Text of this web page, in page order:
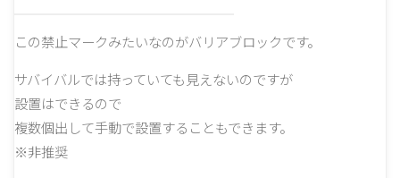
この禁止マークみたいなのがバリアブロックです。
サバイバルでは持っていても見えないのですが
設置はできるので
複数個出して手動で設置することもできます。
※非推奨